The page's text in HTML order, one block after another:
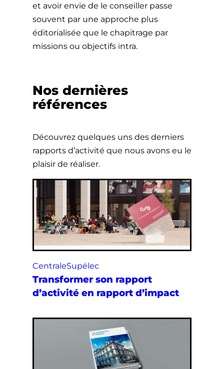
et avoir envie de le conseiller passe
souvent par une approche plus
éditorialisée que le chapitrage par
missions ou objectifs intra.
Nos dernières
références
Découvrez quelques uns des derniers
rapports d’activité que nous avons eu le
plaisir de réaliser.
CentraleSupélec
Transformer son rapport
d’activité en rapport d’impact